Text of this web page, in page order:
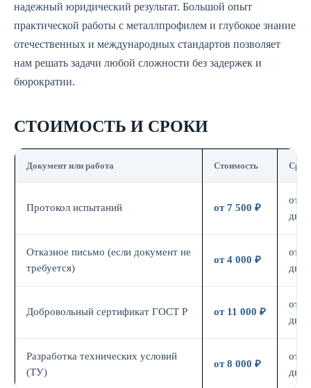
надежный юридический результат. Большой опыт
практической работы с металлпрофилем и глубокое знание
отечественных и международных стандартов позволяет
нам решать задачи любой сложности без задержек и
бюрократии.
СТОИМОСТЬ И СРОКИ
Документ или работа Стоимость Срок
Протокол испытаний от 7 500 ₽
от 7
дн.
Отказное письмо (если документ не
требуется)
от 4 000 ₽
от 3
дн.
Добровольный сертификат ГОСТ Р от 11 000 ₽
от 7
дн.
Разработка технических условий
(ТУ)
от 8 000 ₽
от 5
дн.